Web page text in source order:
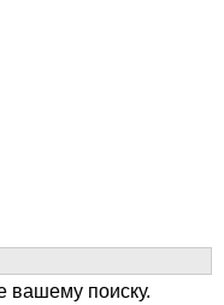
вашему поиску.